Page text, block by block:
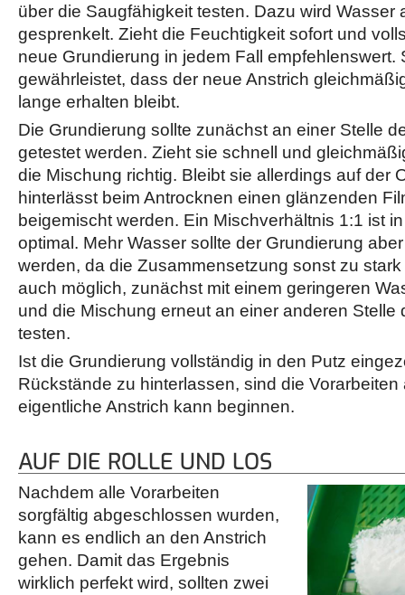
über die Saugfähigkeit testen. Dazu wird Wasser
gesprenkelt. Zieht die Feuchtigkeit sofort und
neue Grundierung in jedem Fall empfehlenswert.
gewährleistet, dass der neue Anstrich
lange erhalten bleibt.
Die Grundierung sollte zunächst an einer Stelle
getestet werden. Zieht sie schnell und
die Mischung richtig. Bleibt sie allerdings auf der
hinterlässt beim Antrocknen einen glänzenden
beigemischt werden. Ein Mischverhältnis 1:1 ist
optimal. Mehr Wasser sollte der Grundierung
werden, da die Zusammensetzung sonst zu
auch möglich, zunächst mit einem geringeren
und die Mischung erneut an einer anderen Stelle
testen.
Ist die Grundierung vollständig in den Putz
Rückstände zu hinterlassen, sind die
eigentliche Anstrich kann beginnen.
AUF DIE ROLLE UND LOS
Nachdem alle Vorarbeiten
sorgfältig abgeschlossen wurden,
kann es endlich an den Anstrich
gehen. Damit das Ergebnis
wirklich perfekt wird, sollten zwei